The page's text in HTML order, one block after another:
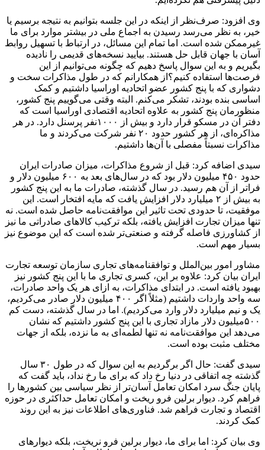
وی افزود: صرف‌نظر از اینکه در این جلسه بتوانیم به نتیجه برسیم یا
خیر، به نظر می‌رسد رسیدن به اجماع ملی در بیشتر موارد برای ما
غیرممکن شده است. اما تمام این مسائل، در ارتباط با تسهیل روابط
آسان با جهان قابل حل هستند. بیایید نسخه‌های قدیمی را نادیده
بگیریم و به این سوال پاسخ دهیم که چگونه می‌توانیم از این
فرصت‌ها استفاده کنیم؟از همکارانم که در طول مذاکرات سخت و
دشواری که با پنج کشور عضو اتحادیه اوراسیا داشتیم و کمک
اساسی بنده بودند، تشکر می‌کنم. البته وقتی می‌گوییم پنج کشور،
منظورمان پنج کشور به علاوه اتحادیه اقتصادی اوراسیا است که
دفتر آن در مسکو قرار دارد و بیش از ۱۰۰۰نفر پرسنل دارد. در هر
مذاکره‌ای، از هر کشور حدود ۲۰ نفر شرکت می‌کردند و ما
مذاکرات نسبتاً مفصلی با آن‌ها داشتیم.
سیدی اضافه کرد: قبل از شروع مذاکرات، میزان صادرات ایران
حدود ۴۵۰ میلیون دلار بود که در سال‌های بعد به ۶۰۰ میلیون دلار و
فراتر از آن هم رسید. در سال گذشته، صادرات ما به این پنج کشور
به بیش از ۲ میلیارد دلار افزایش یافت که مایه افتخار است. این
موفقیت، تا حدودی تحت تاثیر این موافقت‌نامه حاصل شده است. نه
تنها میزان تجارت افزایش یافته، بلکه ترکیب کالاهای صادراتی ما نیز
از کشاورزی فاصله گرفته و صنعتی‌تر شده است که این موضوع نیز
بسیار مهم است.
مشاور امور بین‌الملل و توافقنامه‌های تجاری سازمان توسعه تجارت
ایران بیان کرد: علاوه بر این، کسری تجاری ما با این پنج کشور نیز
بهبود یافته است. در ابتدای مذاکرات، به ازای هر یک واحد صادرات،
سه واحد واردات داشتیم (مثلاً اگر ۴۰۰ میلیون دلار صادر می‌کردیم،
یک و نیم میلیارد دلار وارد می‌کردیم). اما در سال گذشته، دست کم
۵۰۰میلیون دلار مازاد تجاری با این پنج کشور داشتیم که نشان
می‌دهد این موافقت‌نامه نه تنها لطمه‌ای به ما نزده، بلکه از جهات
مختلف مثبت بوده است.
سیدی گفت: حال اگر برگردیم به این سوال که در طول ۳۰ سال
گذشته چه اتفاقی در دنیا رخ داد که برای ما رخ نداد، باید گفت که
پایان جنگ سرد امکان تعامل آسان‌تر از نظر سیاسی بین کشورها را
فراهم کرد. دیوار برلین فرو ریخت و امکان تعامل حداکثری در حوزه
اقتصاد و تجارت فراهم شد. فناوری‌های اطلاعات نیز به این روند
کمک کردند.
وی بیان کرد: اما برای ما، دیوار برلین فرو نریخت، بلکه دیوارهای